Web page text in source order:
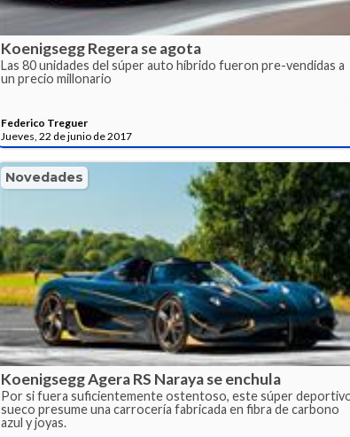
Koenigsegg Regera se agota
Las 80 unidades del súper auto híbrido fueron pre-vendidas a
un precio millonario
Federico Treguer
Jueves, 22 de junio de 2017
Novedades
Koenigsegg Agera RS Naraya se enchula
Por si fuera suficientemente ostentoso, este súper
sueco presume una carrocería fabricada en fibra de carbono
azul y joyas.